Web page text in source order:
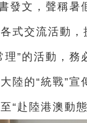
發文，聲稱
式交流活動
理”的活動，
陸的“統戰”
“赴陸港澳動